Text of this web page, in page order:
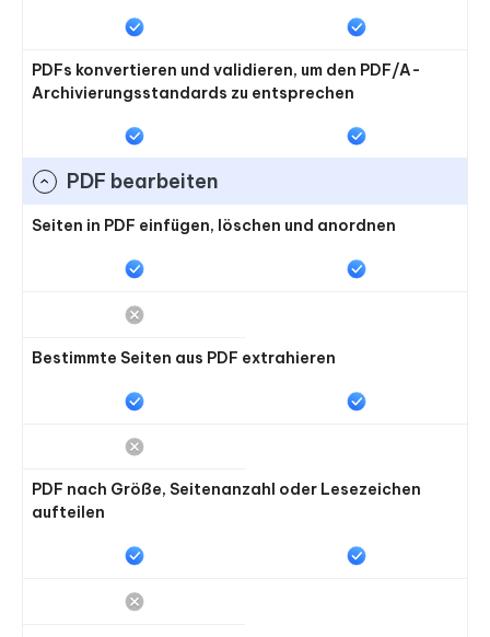
PDFs konvertieren und validieren, um den PDF/A-
Archivierungsstandards zu entsprechen
PDF bearbeiten
Seiten in PDF einfügen, löschen und anordnen
Bestimmte Seiten aus PDF extrahieren
PDF nach Größe, Seitenanzahl oder Lesezeichen
aufteilen